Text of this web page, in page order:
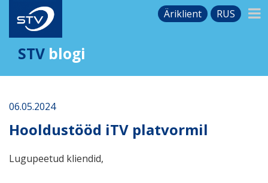
Äriklient RUS
STV blogi
06.05.2024
Hooldustööd iTV platvormil
Lugupeetud kliendid,